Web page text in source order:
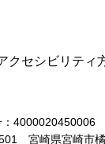
クセシビリティ
：4000020450006
宮崎県宮崎市